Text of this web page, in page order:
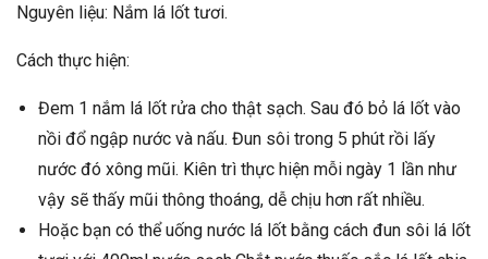
Nguyên liệu: Nắm lá lốt tươi.
Cách thực hiện:
Đem 1 nắm lá lốt rửa cho thật sạch. Sau đó bỏ lá lốt vào
nồi đổ ngập nước và nấu. Đun sôi trong 5 phút rồi lấy
nước đó xông mũi. Kiên trì thực hiện mỗi ngày 1 lần như
vậy sẽ thấy mũi thông thoáng, dễ chịu hơn rất nhiều.
Hoặc bạn có thể uống nước lá lốt bằng cách đun sôi lá lốt